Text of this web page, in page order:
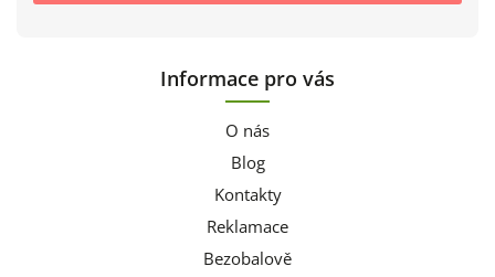
Informace pro vás
O nás
Blog
Kontakty
Reklamace
Bezobalově